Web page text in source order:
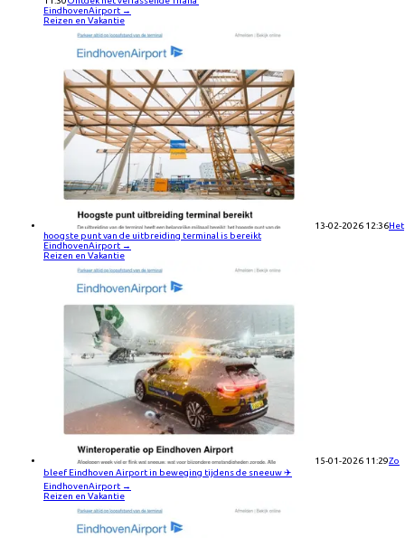
EindhovenAirport →
Reizen en Vakantie
13-02-2026 12:36Het
hoogste punt van de uitbreiding terminal is bereikt
EindhovenAirport →
Reizen en Vakantie
15-01-2026 11:29Zo
bleef Eindhoven Airport in beweging tijdens de sneeuw ✈️
EindhovenAirport →
Reizen en Vakantie